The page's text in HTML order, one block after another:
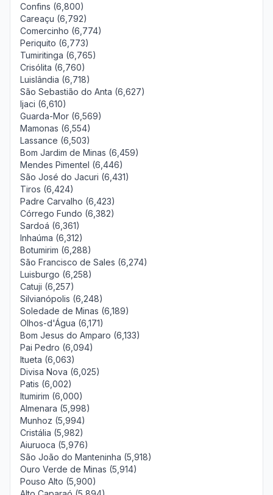
Confins (6,800)
Careaçu (6,792)
Comercinho (6,774)
Periquito (6,773)
Tumiritinga (6,765)
Crisólita (6,760)
Luislândia (6,718)
São Sebastião do Anta (6,627)
Ijaci (6,610)
Guarda-Mor (6,569)
Mamonas (6,554)
Lassance (6,503)
Bom Jardim de Minas (6,459)
Mendes Pimentel (6,446)
São José do Jacuri (6,431)
Tiros (6,424)
Padre Carvalho (6,423)
Córrego Fundo (6,382)
Sardoá (6,361)
Inhaúma (6,312)
Botumirim (6,288)
São Francisco de Sales (6,274)
Luisburgo (6,258)
Catuji (6,257)
Silvianópolis (6,248)
Soledade de Minas (6,189)
Olhos-d'Água (6,171)
Bom Jesus do Amparo (6,133)
Pai Pedro (6,094)
Itueta (6,063)
Divisa Nova (6,025)
Patis (6,002)
Itumirim (6,000)
Almenara (5,998)
Munhoz (5,994)
Cristália (5,982)
Aiuruoca (5,976)
São João do Manteninha (5,918)
Ouro Verde de Minas (5,914)
Pouso Alto (5,900)